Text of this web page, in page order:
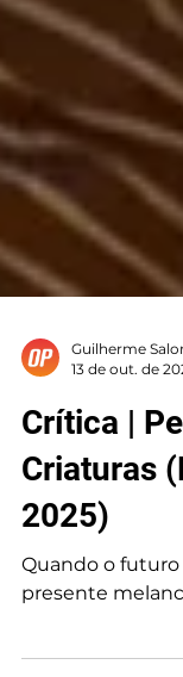
Guilherme
13 de out. de
Crítica |
Criaturas
2025)